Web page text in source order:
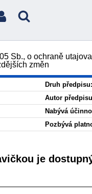
Sb., o ochraně
změn
Druh předpisu:
Autor
Nabývá
Pozbývá
je